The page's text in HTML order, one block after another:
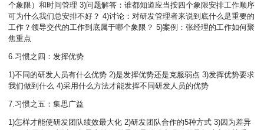
个象限）和时间管理 3)问题解答：谁都知道应当按四个象限安排工作顺序
可为什么我们总安排不好？ 4)讨论：对研发管理者来说到底什么是重要的
工作？领导交代的工作到底属于哪个象限？ 5)案例：张经理的工作如何聚
焦重点
6.习惯之四：发挥优势
1)不同的研发人员有什么优势 2)是发挥优势还是克服弱点 3)发挥优势要求
我们做到什么 4)采用什么方法才能发挥不同研发人员的优势
7.习惯之五：集思广益
1)怎样才能使研发团队绩效最大化 2)研发团队合作的5种方式 3)因为差异